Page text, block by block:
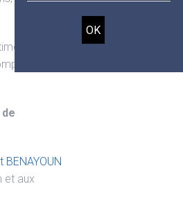
dont il
de la
BENAYOUN
et aux